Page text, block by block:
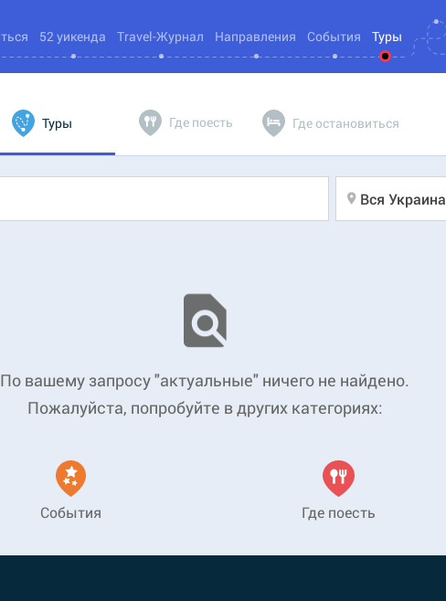
52 уикенда Travel-Журнал Направления События Туры
Туры Где поесть Где остановиться
Вся Украина
По вашему запросу "актуальные" ничего не найдено.
Пожалуйста, попробуйте в других категориях:
События Где поесть